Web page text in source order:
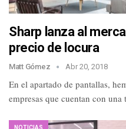
Sharp lanza al
precio de locura
Matt Gómez Abr 20, 2018
En el apartado de pantallas,
empresas que cuentan con